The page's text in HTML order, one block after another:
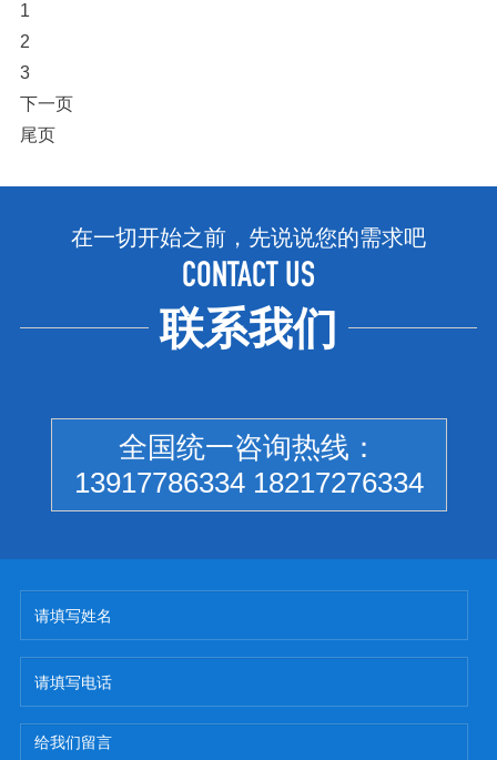
1
2
3
下一页
尾页
在一切开始之前，先说说您的需求吧
CONTACT US
联系我们
全国统一咨询热线：
13917786334 18217276334